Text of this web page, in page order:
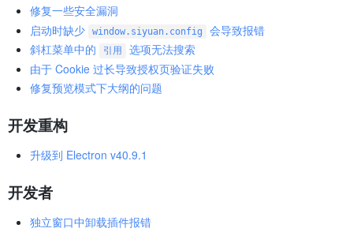
修复一些安全漏洞
启动时缺少
window.siyuan.config
会导致报错
斜杠菜单中的
引用
选项无法搜索
由于 Cookie 过长导致授权页验证失败
修复预览模式下大纲的问题
开发重构
升级到 Electron v40.9.1
开发者
独立窗口中卸载插件报错